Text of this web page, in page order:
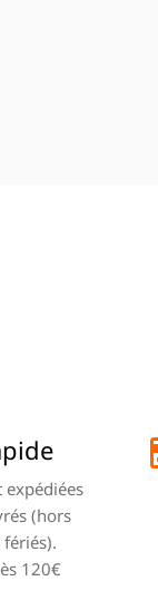
expédiées
(hors
120€